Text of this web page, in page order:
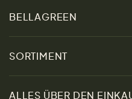
BELLAGREEN
Nachhaltigkeit
SORTIMENT
ALLES ÜBER DEN